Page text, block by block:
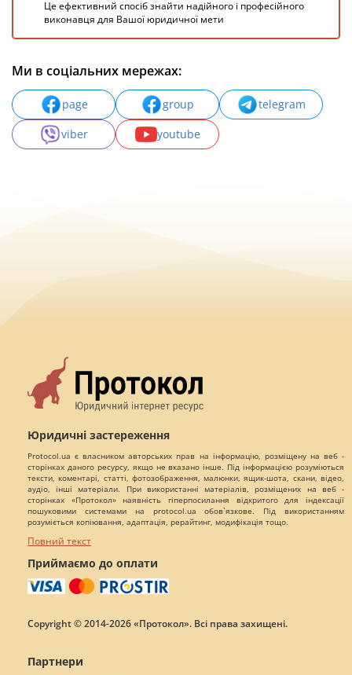
Це ефективний спосіб знайти надійного і професійного
виконавця для Вашої юридичної мети
Ми в соціальних мережах:
page group
telegram
viber
youtube
Юридичні застереження
Protocol.ua є власником авторських прав на інформацію, розміщену на веб -
сторінках даного ресурсу, якщо не вказано інше. Під інформацією розуміються
тексти, коментарі, статті, фотозображення, малюнки, ящик-шота, скани, відео,
аудіо, інші матеріали. При використанні матеріалів, розміщених на веб -
сторінках «Протокол» наявність гіперпосилання відкритого для індексації
пошуковими системами на protocol.ua обов`язкове. Під використанням
розуміється копіювання, адаптація, рерайтинг, модифікація тощо.
Повний текст
Приймаємо до оплати
Copyright © 2014-2026 «Протокол». Всі права захищені.
Партнери